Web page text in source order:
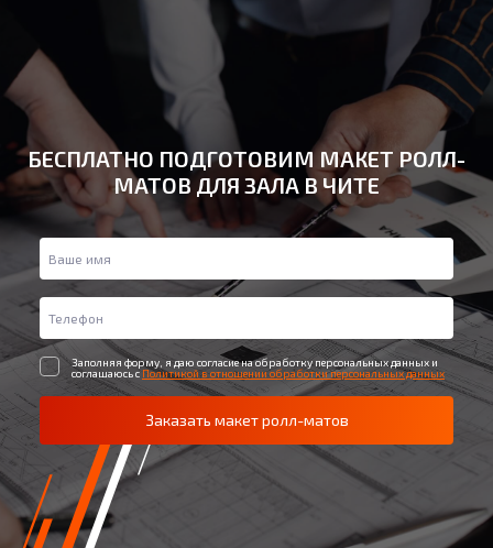
БЕСПЛАТНО ПОДГОТОВИМ МАКЕТ РОЛЛ-
МАТОВ ДЛЯ ЗАЛА В ЧИТЕ
Заполняя форму, я даю согласие на обработку персональных данных и
соглашаюсь с Политикой в отношении обработки персональных данных
Заказать макет ролл-матов